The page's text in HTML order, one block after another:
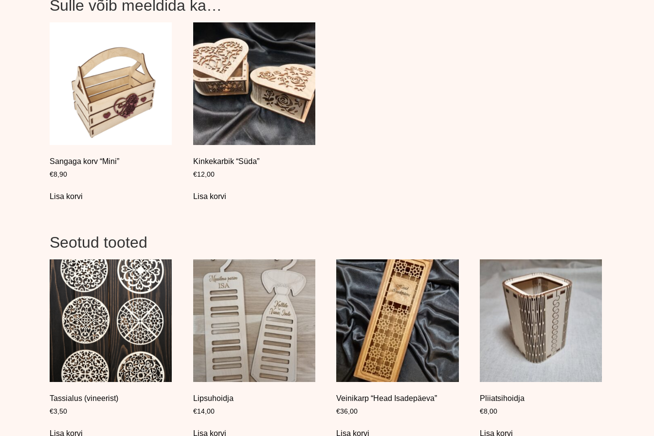
Sulle võib meeldida ka…
Sangaga korv “Mini”
€8,90
Lisa korvi
Kinkekarbik “Süda”
€12,00
Lisa korvi
Seotud tooted
Tassialus (vineerist)
€3,50
Lisa korvi
Lipsuhoidja
€14,00
Lisa korvi
Veinikarp “Head Isadepäeva”
€36,00
Lisa korvi
Pliiatsihoidja
€8,00
Lisa korvi